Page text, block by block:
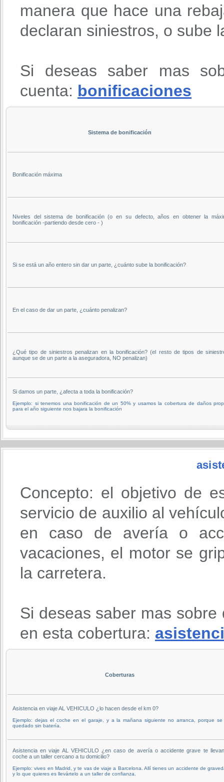
manera que hace una
declaran siniestros, o sube
Si deseas saber mas
cuenta: bonificaciones
Sistema de bonificación
Bonificación máxima
Niveles del sistema de bonificación (o en su defecto, años en obtener la
bonificación -partiendo desde cero - )
Si se está un año entero sin dar un parte, ¿cuánto sube la bonificación?
En el caso de dar un parte, ¿cuánto penalizan?
¿Qué tipo de siniestros penalizan en la bonificación? (el resto de tipos de
aunque se de un parte a la aseguradora, NO penalizan)
Si damos un parte, ¿afecta a toda la bonificación?
Ejemplo: si tenemos una bonificación de un 50% y usamos la cobertura de daños
para el año siguiente nos bajara la bonificación
Concepto: el objetivo de
servicio de auxilio al
en caso de avería o
vacaciones, el motor se
la carretera.
Si deseas saber mas
en esta cobertura:
Coberturas
Asistencia en viaje AL VEHICULO ¿lo hacen desde el km 0?
Ejemplo: dejas el coche en el garaje, y a la mañana siguiente no arranca, porque se
quedado sin batería.
Asistencia en viaje AL VEHICULO ¿en caso de avería o accidente grave te
coche a un taller cercano a tu domicilio?
Ejemplo: vives en Madrid, y te vas de viaje a Barcelona. Allí tienes un accidente de
y lo que quieres es llevártelo a un taller de confianza.